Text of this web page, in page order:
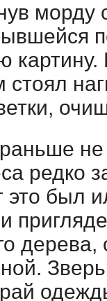
морду
редко
это был